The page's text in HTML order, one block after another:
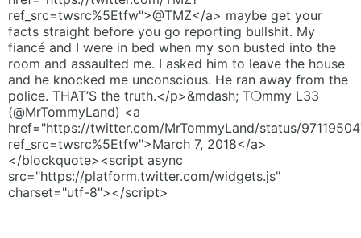
ref_src=twsrc%5Etfw">@TMZ</a> maybe get your
facts straight before you go reporting bullshit. My
fiancé and I were in bed when my son busted into the
room and assaulted me. I asked him to leave the house
and he knocked me unconscious. He ran away from the
police. THAT’S the truth.</p>&mdash; T❍mmy L33
(@MrTommyLand) <a
href="https://twitter.com/MrTommyLand/status/
ref_src=twsrc%5Etfw">March 7, 2018</a>
</blockquote><script async
src="https://platform.twitter.com/widgets.js"
charset="utf-8"></script>